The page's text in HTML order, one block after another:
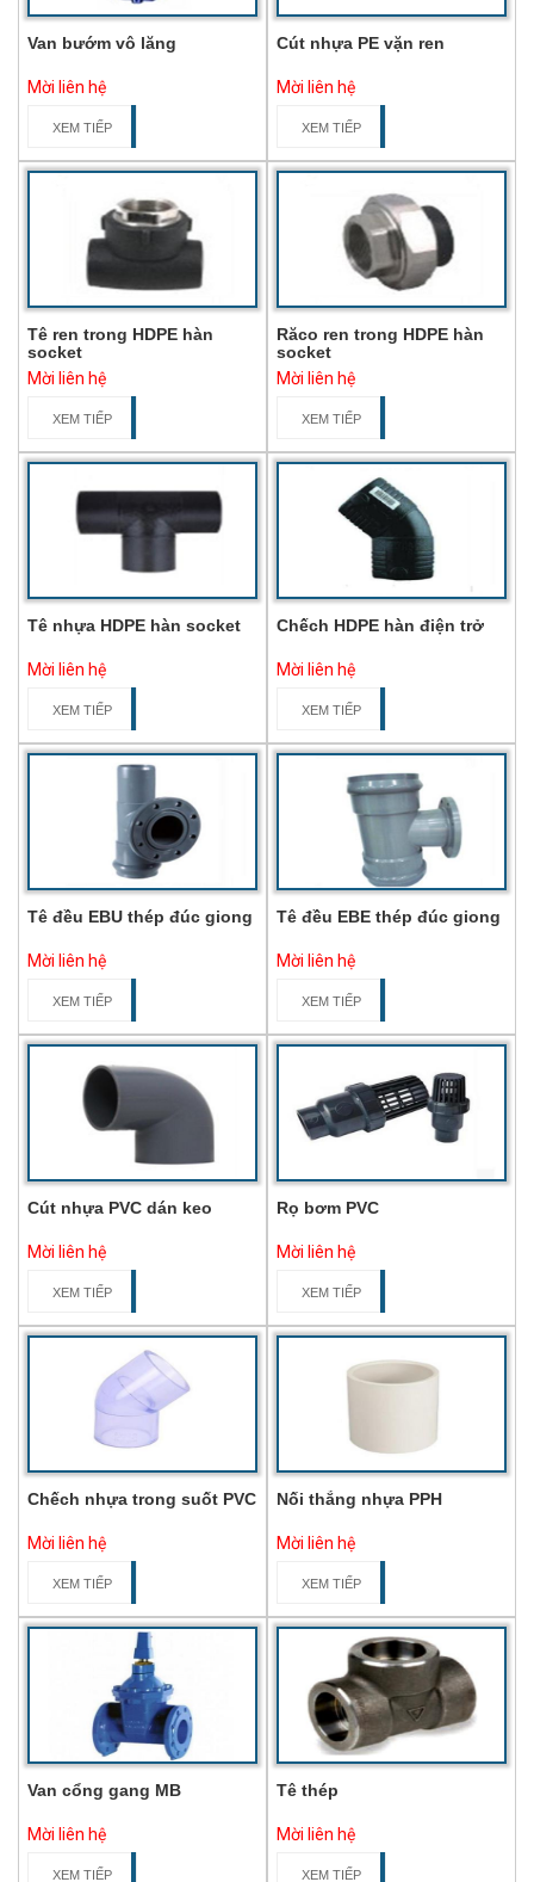
Van bướm vô lăng
Mời liên hệ
XEM TIẾP
Cút nhựa PE vặn ren
Mời liên hệ
XEM TIẾP
Tê ren trong HDPE hàn
socket
Mời liên hệ
XEM TIẾP
Răco ren trong HDPE hàn
socket
Mời liên hệ
XEM TIẾP
Tê nhựa HDPE hàn socket
Mời liên hệ
XEM TIẾP
Chếch HDPE hàn điện trở
Mời liên hệ
XEM TIẾP
Tê đều EBU thép đúc giong
Mời liên hệ
XEM TIẾP
Tê đều EBE thép đúc giong
Mời liên hệ
XEM TIẾP
Cút nhựa PVC dán keo
Mời liên hệ
XEM TIẾP
Rọ bơm PVC
Mời liên hệ
XEM TIẾP
Chếch nhựa trong suốt PVC
Mời liên hệ
XEM TIẾP
Nối thẳng nhựa PPH
Mời liên hệ
XEM TIẾP
Van cổng gang MB
Mời liên hệ
XEM TIẾP
Tê thép
Mời liên hệ
XEM TIẾP